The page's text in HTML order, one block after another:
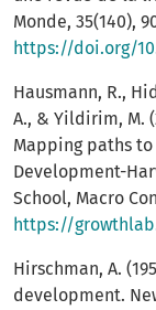
Monde, 35(140),
https://doi.org/
Hausmann, R.,
A., & Yildirim, M.
Mapping paths
Development-
School, Macro
https://
Hirschman, A.
development.